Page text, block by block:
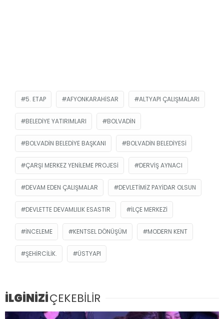
5. ETAP AFYONKARAHISAR ALTYAPI ÇALIŞMALARI
BELEDIYE YATIRIMLARI BOLVADIN
BOLVADIN BELEDIYE BAŞKANI BOLVADIN BELEDIYESI
ÇARŞI MERKEZ YENILEME PROJESI DERVIŞ AYNACI
DEVAM EDEN ÇALIŞMALAR DEVLETIMIZ PAYIDAR OLSUN
DEVLETTE DEVAMLILIK ESASTIR İLÇE MERKEZI
INCELEME KENTSEL DÖNÜŞÜM MODERN KENT
ŞEHIRCILIK. ÜSTYAPI
İLGİNİZİÇEKEBİLİR